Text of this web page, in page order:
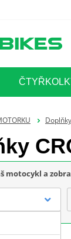
Doplňky
motocykl a